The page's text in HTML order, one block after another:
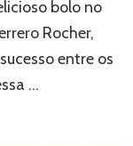
bolo no
Rocher,
entre os
…